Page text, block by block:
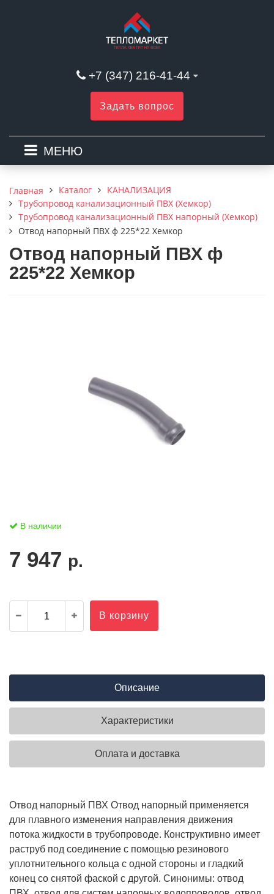
+7 (347) 216-41-44
Задать вопрос
МЕНЮ
Главная Каталог
КАНАЛИЗАЦИЯ
Трубопровод канализационный ПВХ (Хемкор)
Трубопровод канализационный ПВХ напорный (Хемкор)
Отвод напорный ПВХ ф 225*22 Хемкор
Отвод напорный ПВХ ф
225*22 Хемкор
В наличии
7 947 р.
В корзину
Описание
Характеристики
Оплата и доставка
Отвод напорный ПВХ Отвод напорный применяется
для плавного изменения направления движения
потока жидкости в трубопроводе. Конструктивно имеет
раструб под соединение с помощью резинового
уплотнительного кольца с одной стороны и гладкий
конец со снятой фаской с другой. Синонимы: отвод